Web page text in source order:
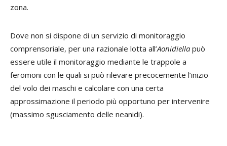
zona.
Dove non si dispone di un servizio di monitoraggio
comprensoriale, per una razionale lotta all’Aonidiella può
essere utile il monitoraggio mediante le trappole a
feromoni con le quali si può rilevare precocemente l’inizio
del volo dei maschi e calcolare con una certa
approssimazione il periodo più opportuno per intervenire
(massimo sgusciamento delle neanidi).